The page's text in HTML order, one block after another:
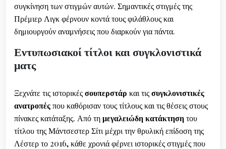
συγκίνηση των στιγμών αυτών. Σημαντικές στιγμές της
Πρέμιερ Λιγκ φέρνουν κοντά τους φιλάθλους και
δημιουργούν αναμνήσεις που διαρκούν για πάντα.
Εντυπωσιακοί τίτλοι και συγκλονιστικά
ματς
Ξεχνάτε τις ιστορικέςσουπερστάρ και τιςσυγκλονιστικές
ανατροπέςπου καθόρισαν τους τίτλους και τις θέσεις στους
πίνακες κατάταξης. Από τημεγαλειώδη κατάκτησητου
τίτλου της Μάντσεστερ Σίτι μέχρι την θρυλική επίδοση της
Λέστερ το 2016, κάθε χρονιά φέρνει ιστορικές στιγμές που